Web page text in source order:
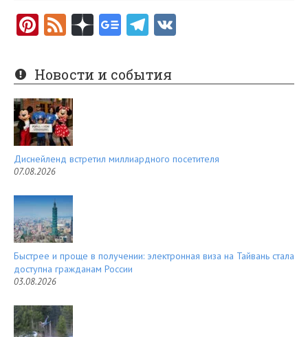
Pi
er
es
t
F
e
d
Новости и события
Диснейленд встретил миллиардного посетителя
07.08.2026
Быстрее и проще в получении: электронная виза на Тайвань стала
доступна гражданам России
03.08.2026